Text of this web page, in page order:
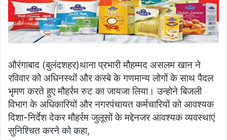
औरंगाबाद (बुलंदशहर)थाना प्रभारी मौहम्मद असलम खान ने
रविवार को अधिनस्थों और कस्बे के गणमान्य लोगों के साथ पैदल
भृमण करते हुए मौहर्रम रुट का जायजा लिया। उन्होने बिजली
विभाग के अधिकारियों और नगरपंचायत कर्मचारियों को आवश्यक
दिशा-निर्देश देकर मौहर्रम जुलूसों के मद्देनजर आवश्यक व्यवस्थाएं
सुनिश्चित करने को कहा,